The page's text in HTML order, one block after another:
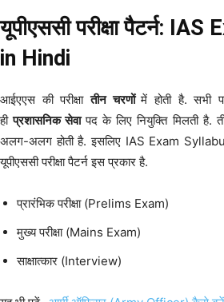
यूपीएससी परीक्षा पैटर्न:
in Hindi
आईएएस की परीक्षातीन चरणोंमें होती है. सभी
हीप्रशासनिक सेवापद के लिए नियुक्ति मिलती है.
अलग-अलग होती है. इसलिए IAS Exam Syllabus
यूपीएससी परीक्षा पैटर्न इस प्रकार है.
प्रारंभिक परीक्षा (Prelims Exam)
मुख्य परीक्षा (Mains Exam)
साक्षात्कार (Interview)